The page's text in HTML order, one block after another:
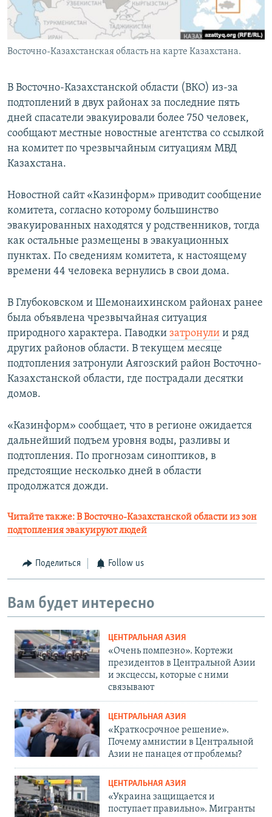
Восточно-Казахстанская область на карте Казахстана.
В Восточно-Казахстанской области (ВКО) из-за
подтоплений в двух районах за последние пять
дней спасатели эвакуировали более 750 человек,
сообщают местные новостные агентства со ссылкой
на комитет по чрезвычайным ситуациям МВД
Казахстана.
Новостной сайт «Казинформ» приводит сообщение
комитета, согласно которому большинство
эвакуированных находятся у родственников, тогда
как остальные размещены в эвакуационных
пунктах. По сведениям комитета, к настоящему
времени 44 человека вернулись в свои дома.
В Глубоковском и Шемонаихинском районах ранее
была объявлена чрезвычайная ситуация
природного характера. Паводки затронули и ряд
других районов области. В текущем месяце
подтопления затронули Аягозский район Восточно-
Казахстанской области, где пострадали десятки
домов.
«Казинформ» сообщает, что в регионе ожидается
дальнейший подъем уровня воды, разливы и
подтопления. По прогнозам синоптиков, в
предстоящие несколько дней в области
продолжатся дожди.
Читайте также:В Восточно-Казахстанской области из зон
подтопления эвакуируют людей
Поделиться Follow us
Вам будет интересно
ЦЕНТРАЛЬНАЯ АЗИЯ
«Очень помпезно». Кортежи
президентов в Центральной Азии
и эксцессы, которые с ними
связывают
ЦЕНТРАЛЬНАЯ АЗИЯ
«Краткосрочное решение».
Почему амнистии в Центральной
Азии не панацея от проблемы?
ЦЕНТРАЛЬНАЯ АЗИЯ
«Украина защищается и
поступает правильно». Мигранты